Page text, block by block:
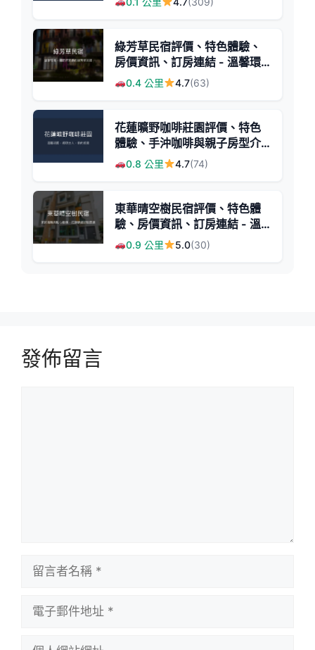
綠芳草民宿評價、特色體驗、
房價資訊、訂房連結 - 溫馨環
境與貼心備品
0.4 公里 4.7(63)
花蓮曠野咖啡莊園評價、特色
體驗、手沖咖啡與親子房型介
紹 - 溫馨親切的花蓮民宿
0.8 公里 4.7(74)
東華晴空樹民宿評價、特色體
驗、房價資訊、訂房連結 - 溫
馨親切的高品質住宿
0.9 公里 5.0(30)
發佈留言